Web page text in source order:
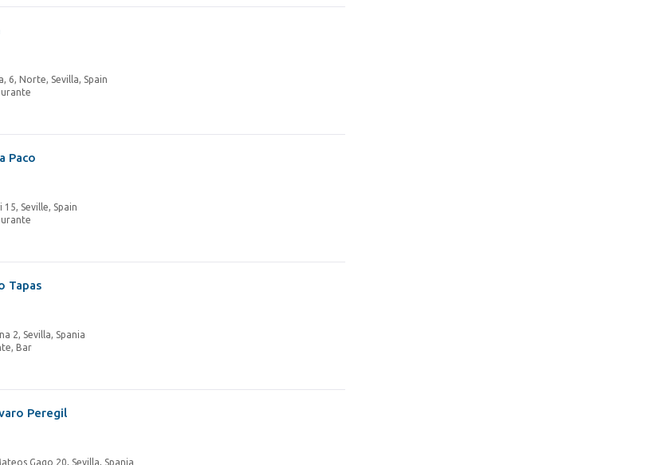
6, Norte, Sevilla, Spain
Paco
15, Seville, Spain
Tapas
2, Sevilla, Spania
Bar
Peregil
Gago 20, Sevilla, Spania